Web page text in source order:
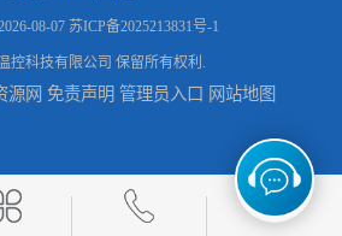
08-07 苏ICP备2025213831号-1
控科技有限公司 保留所有权利.
源网 免责声明 管理员入口 网站地图